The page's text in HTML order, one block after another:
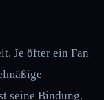
Je öfter ein Fan
seine Bindung.